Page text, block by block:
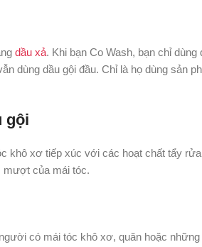
dầu xả. Khi bạn Co Wash, bạn chỉ
dùng dầu gội đầu. Chỉ là họ dùng sản
gội
khô xơ tiếp xúc với các hoạt chất tẩy
mượt của mái tóc.
có mái tóc khô xơ, quăn hoặc những